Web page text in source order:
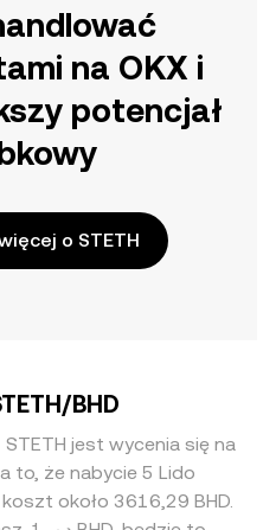
na OKX i
potencjał
o STETH
BHD
jest wycenia się na
to, że nabycie 5 Lido
około 3616,29 BHD.